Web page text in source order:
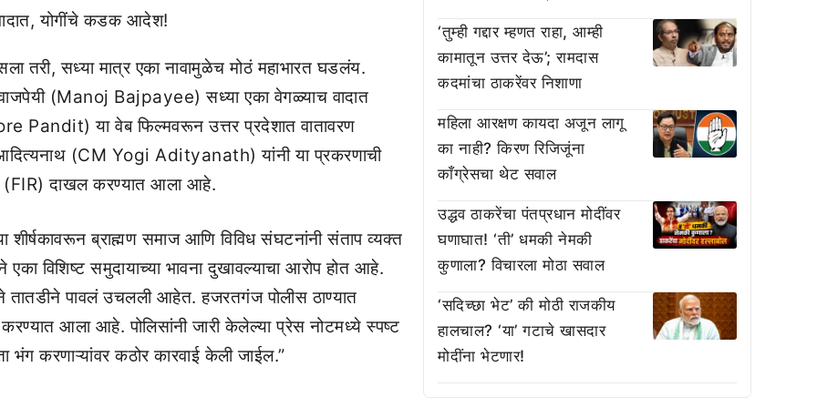
सध्या मात्र एका नावामुळेच मोठं महाभारत घडलंय.
(Manoj Bajpayee) सध्या एका वेगळ्याच वादात
Pandit) या वेब फिल्मवरून उत्तर प्रदेशात वातावरण
(CM Yogi Adityanath) यांनी या प्रकरणाची
दाखल करण्यात आला आहे.
ब्राह्मण समाज आणि विविध संघटनांनी संताप व्यक्त
विशिष्ट समुदायाच्या भावना दुखावल्याचा आरोप होत आहे.
पावलं उचलली आहेत. हजरतगंज पोलीस ठाण्यात
करण्यात आला आहे. पोलिसांनी जारी केलेल्या प्रेस नोटमध्ये स्पष्ट
भंग करणाऱ्यांवर कठोर कारवाई केली जाईल.”
‘तुम्ही गद्दार म्हणत राहा, आम्ही
कामातून उत्तर देऊ’; रामदास
कदमांचा ठाकरेंवर निशाणा
महिला आरक्षण कायदा अजून लागू
का नाही? किरण रिजिजूंना
काँग्रेसचा थेट सवाल
उद्धव ठाकरेंचा पंतप्रधान मोदींवर
घणाघात! ‘ती’ धमकी नेमकी
कुणाला? विचारला मोठा सवाल
‘सदिच्छा भेट’ की मोठी राजकीय
हालचाल? ‘या’ गटाचे खासदार
मोदींना भेटणार!